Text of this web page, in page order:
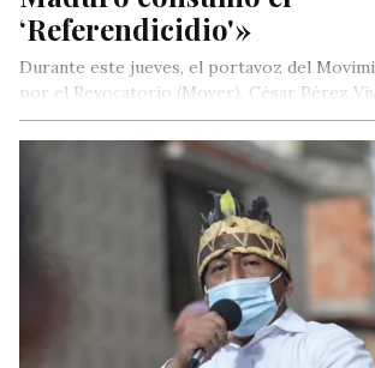
‘Referendicidio'»
Durante este jueves, el portavoz del
por el Revocatorio (Mover), César Pérez
consumación de delitos…